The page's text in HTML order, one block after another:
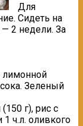
Для
Сидеть на
2 недели. За
лимонной
Зеленый
г), рис с
ч.л. оливкого